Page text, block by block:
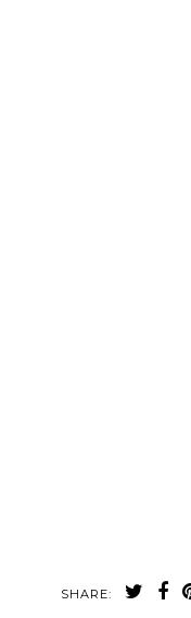
SHARE: